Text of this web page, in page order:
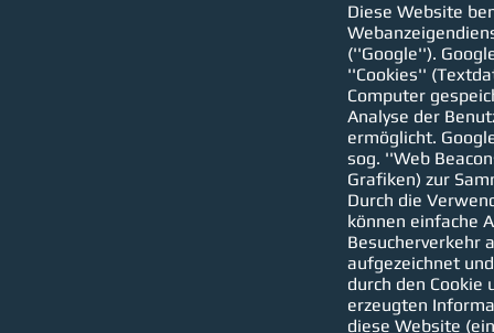
Diese Website
(''Google'').
''Cookies''
Computer
Analyse der
ermöglicht.
sog. ''Web
Grafiken) zur
Durch die
können einfache
Besucherverkehr
aufgezeichnet
durch den Cookie
erzeugten
diese Website